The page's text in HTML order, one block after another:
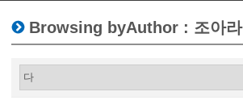
Browsing byAuthor : 조아라